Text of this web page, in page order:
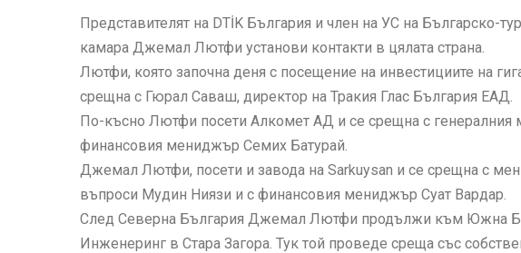
Представителят на DTİK България и член на УС на Българско-
камара Джемал Лютфи установи контакти в цялата страна.
Лютфи, която започна деня с посещение на инвестициите на
срещна с Гюрал Саваш, директор на Тракия Глас България ЕАД.
По-късно Лютфи посети Алкомет АД и се срещна с
финансовия мениджър Семих Батурай.
Джемал Лютфи, посети и завода на Sarkuysan и се срещна с
въпроси Мудин Ниязи и с финансовия мениджър Суат Вардар.
След Северна България Джемал Лютфи продължи към Южна
Инженеринг в Стара Загора. Тук той проведе среща със